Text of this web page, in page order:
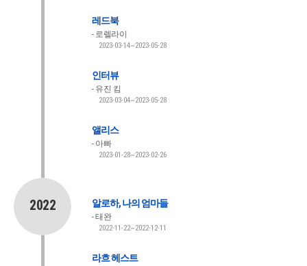
레드북
로렐라이
2023-03-14~2023-05-28
인터뷰
유진 킴
2023-03-04~2023-05-28
앨리스
아빠
2023-01-28~2023-02-26
2022 알로하, 나의 엄마들
태완
2022-11-22~2022-12-11
라흐 헤스트